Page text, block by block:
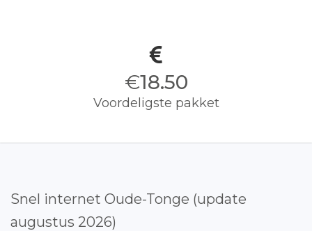
€18.50
Voordeligste pakket
Snel internet Oude-Tonge (update
augustus 2026)